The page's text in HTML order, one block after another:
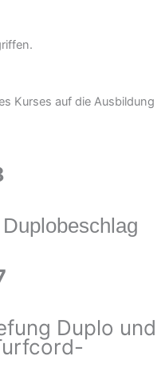
Kurses auf die Ausbildung
Duplo und